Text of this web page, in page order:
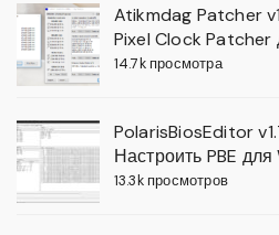
Atikmdag Patcher
Pixel Clock Patcher
14.7k просмотра
PolarisBiosEditor
Настроить PBE
13.3k просмотров